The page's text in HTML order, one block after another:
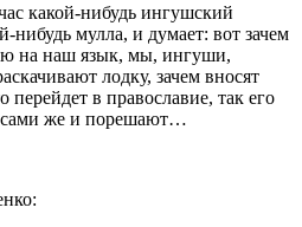
какой-нибудь ингушский
нибудь мулла, и думает: вот зачем
на наш язык, мы, ингуши,
лодку, зачем вносят
перейдет в православие, так его
сами же и порешают…